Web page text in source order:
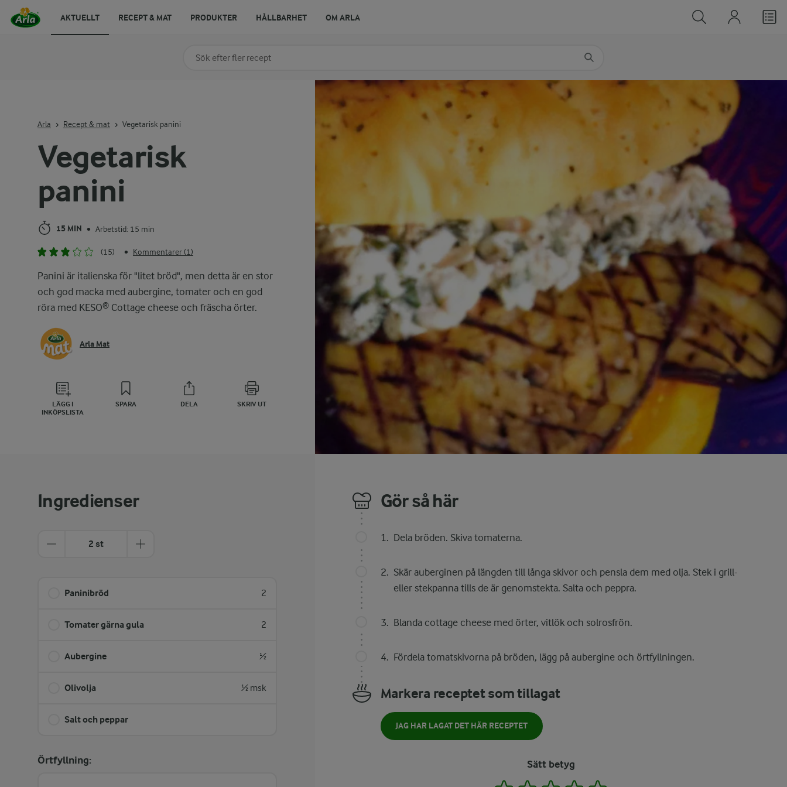
Vegetarisk
panini
15 MIN • Arbetstid: 15 min
(15) • Kommentarer (1)
Panini är italienska för "litet bröd", men detta är en stor
och god macka med aubergine, tomater och en god
röra med KESO® Cottage cheese och fräscha örter.
Arla Mat
LÄGG I
INKÖPSLISTA
SPARA DELA SKRIV UT
Arla Recept & mat Vegetarisk panini
Ingredienser
2 st
Paninibröd 2
Tomater gärna gula 2
Aubergine ½
Olivolja ½ msk
Salt och peppar
Örtfyllning:
Gör så här
Dela bröden. Skiva tomaterna.
Skär auberginen på längden till långa skivor och pensla dem med olja. Stek i grill-
eller stekpanna tills de är genomstekta. Salta och peppra.
Blanda cottage cheese med örter, vitlök och solrosfrön.
Fördela tomatskivorna på bröden, lägg på aubergine och örtfyllningen.
Markera receptet som tillagat
JAG HAR LAGAT DET HÄR RECEPTET
Sätt betyg
Sök på kategori eller ingrediens
AKTUELLT RECEPT & MAT PRODUKTER HÅLLBARHET OM ARLA